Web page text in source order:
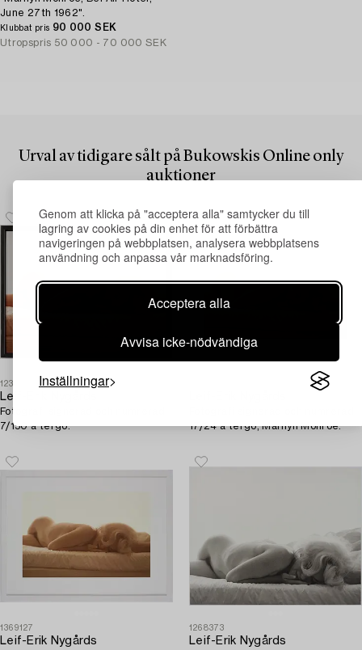
Genom att klicka på "acceptera alla" samtycker du till
lagring av cookies på din enhet för att förbättra
navigeringen på webbplatsen, analysera webbplatsens
användning och anpassa vår marknadsföring.
Acceptera alla
Avvisa icke-nödvändiga
Inställningar
June 27th 1962".
Klubbat pris 90 000 SEK
Utropspris 50 000 - 70 000 SEK
Urval av tidigare sålt på Bukowskis Online only
auktioner
1235360
Leif-Erik Nygårds
Fotografi signerad och numrerad
7/150 a tergo.
17/24 a tergo, Marilyn Monroe.
1369127
Leif-Erik Nygårds
1268373
Leif-Erik Nygårds